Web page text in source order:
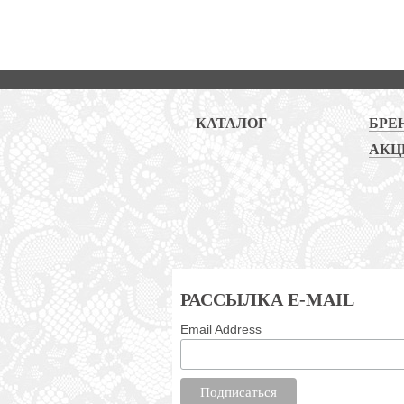
КАТАЛОГ
РАССЫЛКА E-MAIL
Email Address